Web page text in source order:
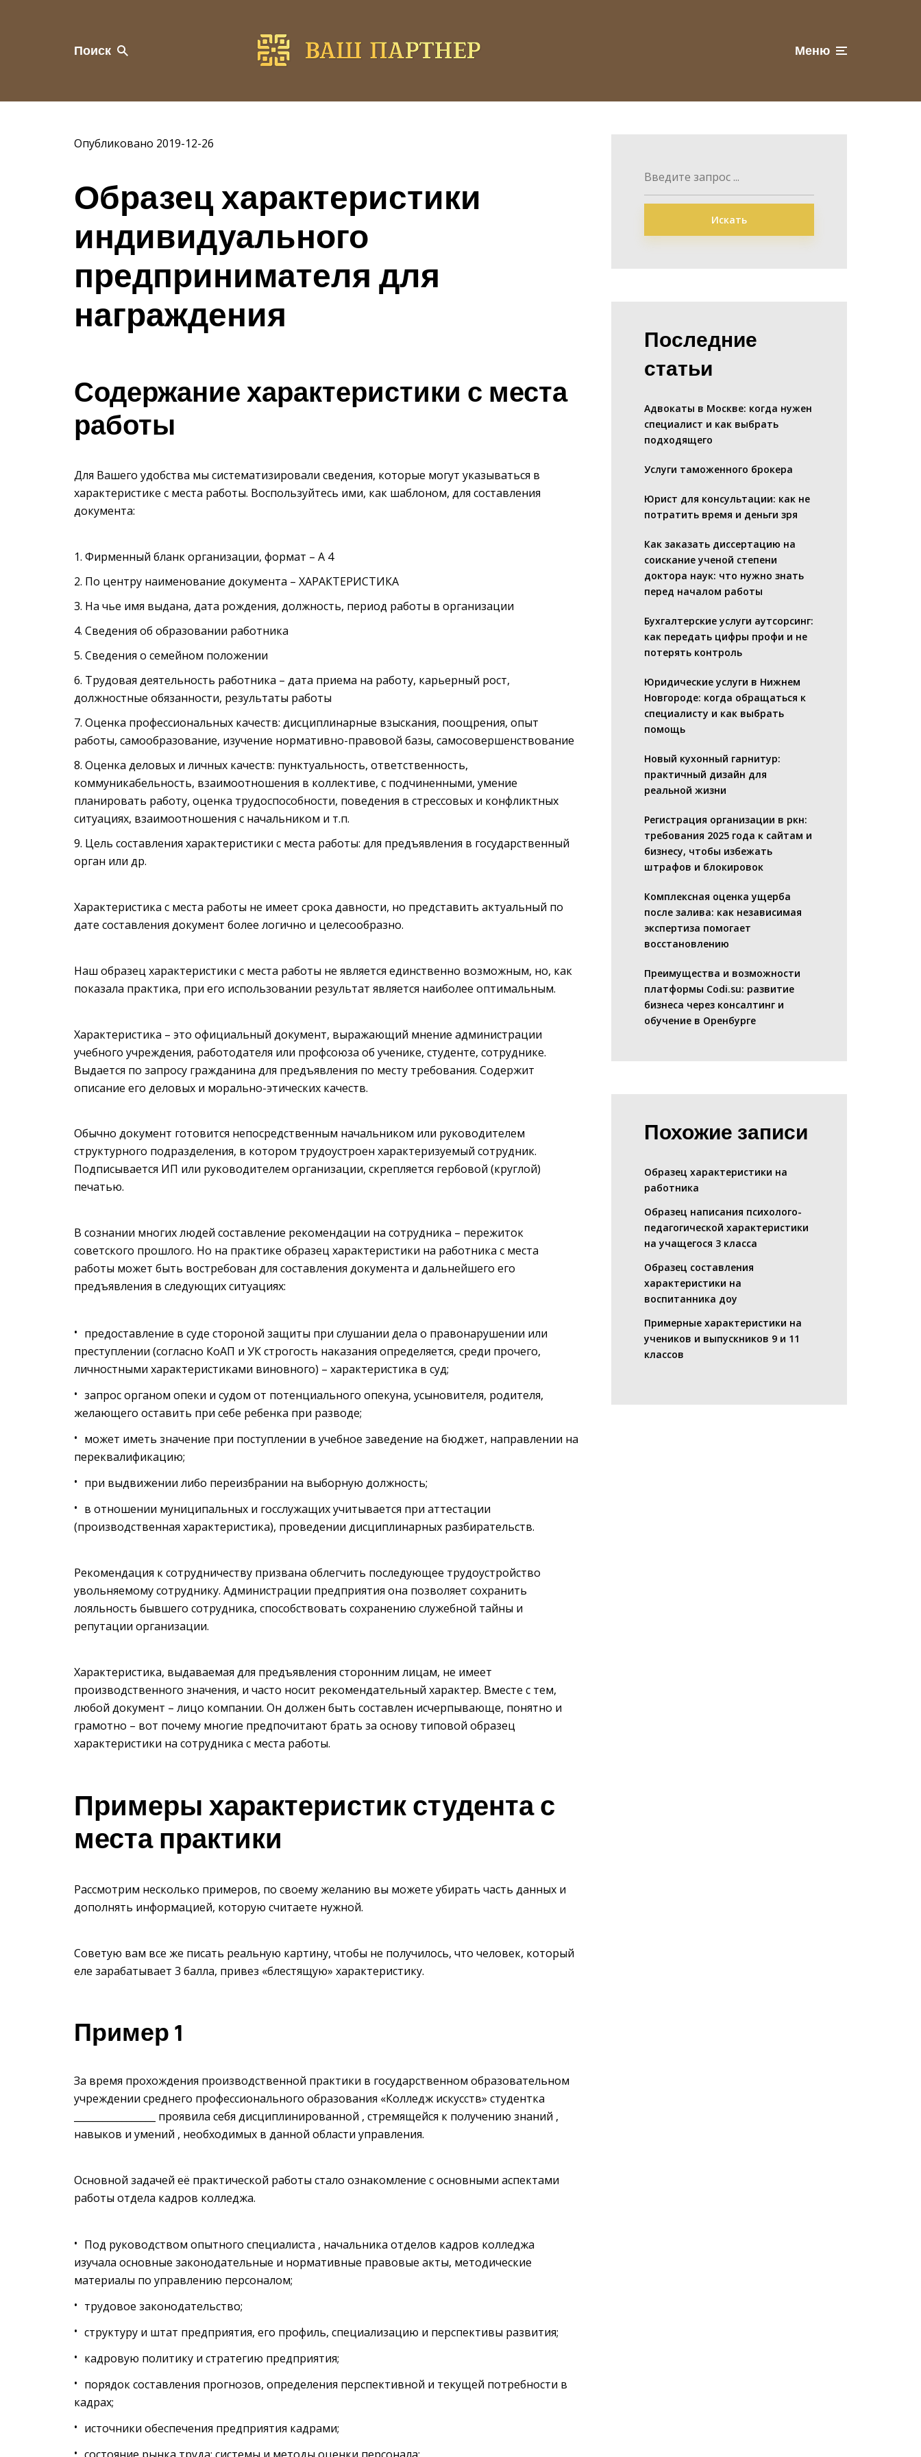
Поиск Меню
Опубликовано 2019-12-26
Образец характеристики
индивидуального
предпринимателя для
награждения
Содержание характеристики с места
работы
Для Вашего удобства мы систематизировали сведения, которые могут указываться в
характеристике с места работы. Воспользуйтесь ими, как шаблоном, для составления
документа:
Фирменный бланк организации, формат – А 4
По центру наименование документа – ХАРАКТЕРИСТИКА
На чье имя выдана, дата рождения, должность, период работы в организации
Сведения об образовании работника
Сведения о семейном положении
Трудовая деятельность работника – дата приема на работу, карьерный рост,
должностные обязанности, результаты работы
Оценка профессиональных качеств: дисциплинарные взыскания, поощрения, опыт
работы, самообразование, изучение нормативно-правовой базы, самосовершенствование
Оценка деловых и личных качеств: пунктуальность, ответственность,
коммуникабельность, взаимоотношения в коллективе, с подчиненными, умение
планировать работу, оценка трудоспособности, поведения в стрессовых и конфликтных
ситуациях, взаимоотношения с начальником и т.п.
Цель составления характеристики с места работы: для предъявления в государственный
орган или др.
Характеристика с места работы не имеет срока давности, но представить актуальный по
дате составления документ более логично и целесообразно.
Наш образец характеристики с места работы не является единственно возможным, но, как
показала практика, при его использовании результат является наиболее оптимальным.
Характеристика – это официальный документ, выражающий мнение администрации
учебного учреждения, работодателя или профсоюза об ученике, студенте, сотруднике.
Выдается по запросу гражданина для предъявления по месту требования. Содержит
описание его деловых и морально-этических качеств.
Обычно документ готовится непосредственным начальником или руководителем
структурного подразделения, в котором трудоустроен характеризуемый сотрудник.
Подписывается ИП или руководителем организации, скрепляется гербовой (круглой)
печатью.
В сознании многих людей составление рекомендации на сотрудника – пережиток
советского прошлого. Но на практике образец характеристики на работника с места
работы может быть востребован для составления документа и дальнейшего его
предъявления в следующих ситуациях:
предоставление в суде стороной защиты при слушании дела о правонарушении или
преступлении (согласно КоАП и УК строгость наказания определяется, среди прочего,
личностными характеристиками виновного) – характеристика в суд;
запрос органом опеки и судом от потенциального опекуна, усыновителя, родителя,
желающего оставить при себе ребенка при разводе;
может иметь значение при поступлении в учебное заведение на бюджет, направлении на
переквалификацию;
при выдвижении либо переизбрании на выборную должность;
в отношении муниципальных и госслужащих учитывается при аттестации
(производственная характеристика), проведении дисциплинарных разбирательств.
Рекомендация к сотрудничеству призвана облегчить последующее трудоустройство
увольняемому сотруднику. Администрации предприятия она позволяет сохранить
лояльность бывшего сотрудника, способствовать сохранению служебной тайны и
репутации организации.
Характеристика, выдаваемая для предъявления сторонним лицам, не имеет
производственного значения, и часто носит рекомендательный характер. Вместе с тем,
любой документ – лицо компании. Он должен быть составлен исчерпывающе, понятно и
грамотно – вот почему многие предпочитают брать за основу типовой образец
характеристики на сотрудника с места работы.
Примеры характеристик студента с
места практики
Рассмотрим несколько примеров, по своему желанию вы можете убирать часть данных и
дополнять информацией, которую считаете нужной.
Советую вам все же писать реальную картину, чтобы не получилось, что человек, который
еле зарабатывает 3 балла, привез «блестящую» характеристику.
Пример 1
За время прохождения производственной практики в государственном образовательном
учреждении среднего профессионального образования «Колледж искусств» студентка
_________________ проявила себя дисциплинированной , стремящейся к получению знаний ,
навыков и умений , необходимых в данной области управления.
Основной задачей её практической работы стало ознакомление с основными аспектами
работы отдела кадров колледжа.
Под руководством опытного специалиста , начальника отделов кадров колледжа
изучала основные законодательные и нормативные правовые акты, методические
материалы по управлению персоналом;
трудовое законодательство;
структуру и штат предприятия, его профиль, специализацию и перспективы развития;
кадровую политику и стратегию предприятия;
порядок составления прогнозов, определения перспективной и текущей потребности в
кадрах;
источники обеспечения предприятия кадрами;
Искать
Последние
статьи
Адвокаты в Москве: когда нужен
специалист и как выбрать
подходящего
Услуги таможенного брокера
Юрист для консультации: как не
потратить время и деньги зря
Как заказать диссертацию на
соискание ученой степени
доктора наук: что нужно знать
перед началом работы
Бухгалтерские услуги аутсорсинг:
как передать цифры профи и не
потерять контроль
Юридические услуги в Нижнем
Новгороде: когда обращаться к
специалисту и как выбрать
помощь
Новый кухонный гарнитур:
практичный дизайн для
реальной жизни
Регистрация организации в ркн:
требования 2025 года к сайтам и
бизнесу, чтобы избежать
штрафов и блокировок
Комплексная оценка ущерба
после залива: как независимая
экспертиза помогает
восстановлению
Преимущества и возможности
платформы Codi.su: развитие
бизнеса через консалтинг и
обучение в Оренбурге
Похожие записи
Образец характеристики на
работника
Образец написания психолого-
педагогической характеристики
на учащегося 3 класса
Образец составления
характеристики на
воспитанника доу
Примерные характеристики на
учеников и выпускников 9 и 11
классов